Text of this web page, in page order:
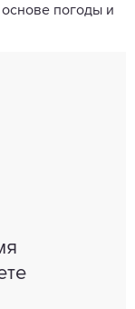
погоды и